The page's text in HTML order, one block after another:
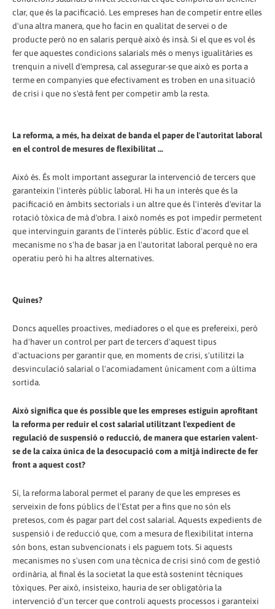
clar, que és la pacificació. Les empreses han de competir entre elles
d'una altra manera, que ho facin en qualitat de servei o de
producte però no en salaris perquè això és insà. Si el que es vol és
fer que aquestes condicions salarials més o menys igualitàries es
trenquin a nivell d'empresa, cal assegurar-se que això es porta a
terme en companyies que efectivament es troben en una situació
de crisi i que no s'està fent per competir amb la resta.
La reforma, a més, ha deixat de banda el paper de l'autoritat laboral
en el control de mesures de flexibilitat ...
Això és. És molt important assegurar la intervenció de tercers que
garanteixin l'interès públic laboral. Hi ha un interès que és la
pacificació en àmbits sectorials i un altre que és l'interès d'evitar la
rotació tòxica de mà d'obra. I això només es pot impedir permetent
que intervinguin garants de l'interès públic. Estic d'acord que el
mecanisme no s'ha de basar ja en l'autoritat laboral perquè no era
operatiu però hi ha altres alternatives.
Quines?
Doncs aquelles proactives, mediadores o el que es prefereixi, però
ha d'haver un control per part de tercers d'aquest tipus
d'actuacions per garantir que, en moments de crisi, s'utilitzi la
desvinculació salarial o l'acomiadament únicament com a última
sortida.
Això significa que és possible que les empreses estiguin aprofitant
la reforma per reduir el cost salarial utilitzant l'expedient de
regulació de suspensió o reducció, de manera que estarien valent-
se de la caixa única de la desocupació com a mitjà indirecte de fer
front a aquest cost?
Sí, la reforma laboral permet el parany de que les empreses es
serveixin de fons públics de l'Estat per a fins que no són els
pretesos, com és pagar part del cost salarial. Aquests expedients de
suspensió i de reducció que, com a mesura de flexibilitat interna
són bons, estan subvencionats i els paguem tots. Si aquests
mecanismes no s'usen com una tècnica de crisi sinó com de gestió
ordinària, al final és la societat la que està sostenint tècniques
tòxiques. Per això, insisteixo, hauria de ser obligatòria la
intervenció d'un tercer que controli aquests processos i garanteixi